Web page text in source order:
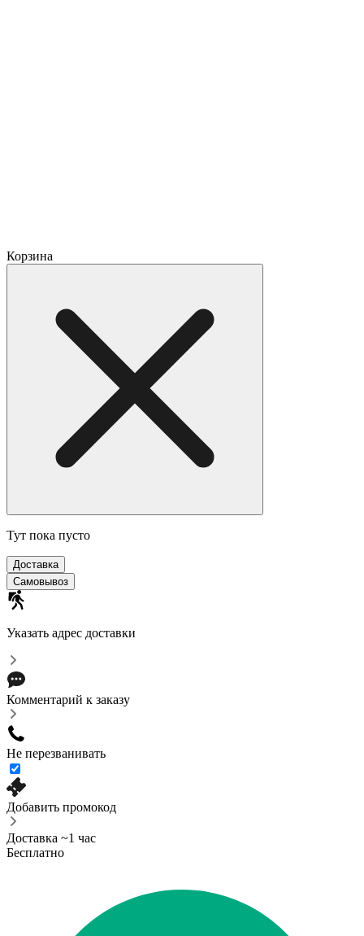
Корзина
Тут пока пусто
Доставка
Самовывоз
Указать адрес доставки
Комментарий к заказу
Не перезванивать
Добавить промокод
Доставка ~1 час
Бесплатно